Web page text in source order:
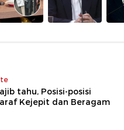
tahu, Posisi-posisi
Kejepit dan Beragam